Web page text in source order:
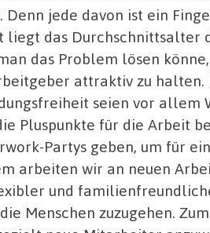
jede davon ist ein
liegt das Durchschnittsalter
das Problem lösen
attraktiv zu halten.
seien vor allem
Pluspunkte für die Arbeit
Partys geben, um für
arbeiten wir an neuen
und
Menschen zuzugehen.